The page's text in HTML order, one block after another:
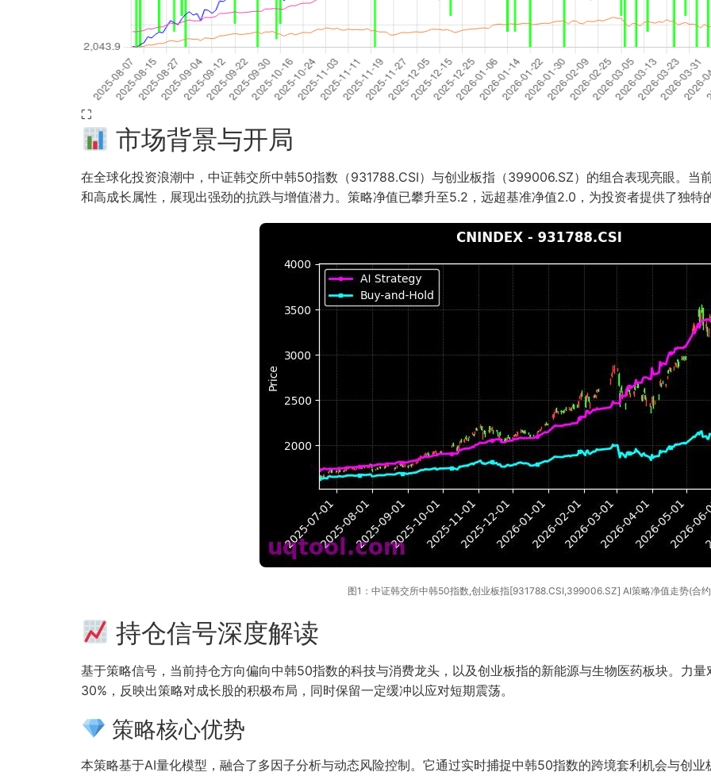
⛶
市场背景与开局
在全球化投资浪潮中，中证韩交所中韩50指数（931788.CSI）与创业板指（399006.SZ）的组合表现亮眼。当
和高成长属性，展现出强劲的抗跌与增值潜力。策略净值已攀升至5.2，远超基准净值2.0，为投资者提供了独特
图1：中证韩交所中韩50指数,创业板指[931788.CSI,399006.SZ] AI策略净值走势(合
持仓信号深度解读
基于策略信号，当前持仓方向偏向中韩50指数的科技与消费龙头，以及创业板指的新能源与生物医药板块。力
30%，反映出策略对成长股的积极布局，同时保留一定缓冲以应对短期震荡。
策略核心优势
本策略基于AI量化模型，融合了多因子分析与动态风险控制。它通过实时捕捉中韩50指数的跨境套利机会与创